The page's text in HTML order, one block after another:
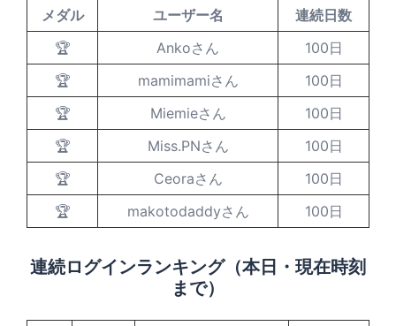
メダル ユーザー名
連続日数
🏆
Ankoさん
100日
🏆
mamimamiさん
100日
🏆
Miemieさん
100日
🏆
Miss.PNさん
100日
🏆
Ceoraさん
100日
🏆
makotodaddyさん 100日
連続ログインランキング（本日・現在時刻
まで）